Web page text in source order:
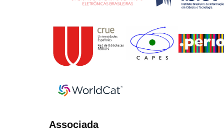
Associada